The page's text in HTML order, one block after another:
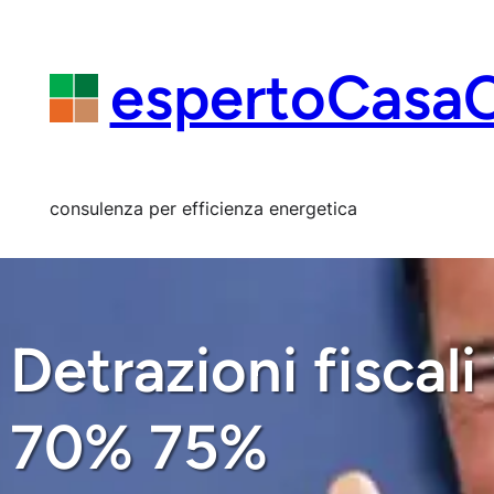
consulenza per efficienza energetica
Detrazioni fiscali
70% 75%